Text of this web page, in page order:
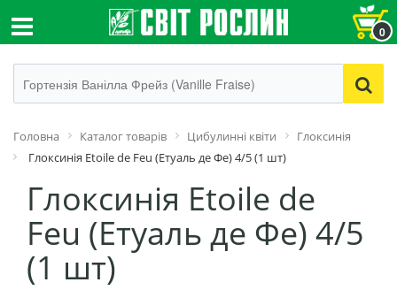
0
Головна Каталог товарів Цибулинні квіти
Глоксинія
Глоксинія Etoile de Feu (Етуаль де Фе) 4/5 (1 шт)
Глоксинія Etoile de
Feu (Етуаль де Фе) 4/5
(1 шт)